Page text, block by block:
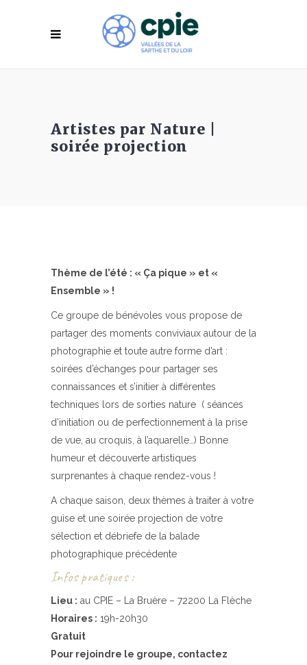
Artistes par Nature |
soirée projection
Thème de l’été : « Ça pique » et «
Ensemble » !
Ce groupe de bénévoles vous propose de
partager des moments conviviaux autour de la
photographie et toute autre forme d’art :
soirées d’échanges pour partager ses
connaissances et s’initier à différentes
techniques lors de sorties nature ( séances
d’initiation ou de perfectionnement à la prise
de vue, au croquis, à l’aquarelle…) Bonne
humeur et découverte artistiques
surprenantes à chaque rendez-vous !
A chaque saison, deux thèmes à traiter à votre
guise et une soirée projection de votre
sélection et débriefe de la balade
photographique précédente
Infos pratiques :
Lieu : au CPIE – La Bruère – 72200 La Flèche
Horaires : 19h-20h30
Gratuit
Pour rejoindre le groupe, contactez